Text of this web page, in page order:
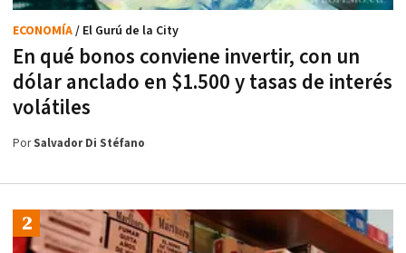
En qué bonos conviene invertir, con un
dólar anclado en $1.500 y tasas de interés
volátiles
ECONOMÍA/ El Gurú de la City
PorSalvador Di Stéfano